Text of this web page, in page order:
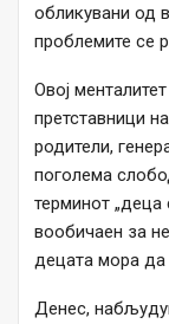
обликувани од
проблемите се
Овој
претставници
родители,
поголема
терминот „деца
вообичаен за
децата мора да
Денес,